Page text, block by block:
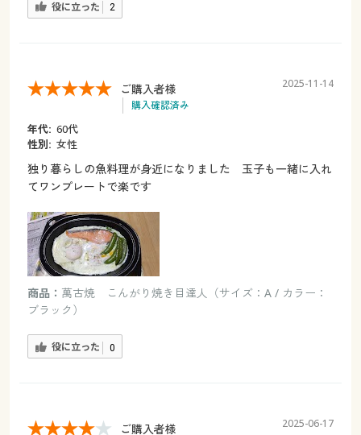
役に立った 2
ご購入者様
購入確認済み
2025-11-14
年代: 60代
性別: 女性
独り暮らしの魚料理が身近になりました 玉子も一緒に入れ
てワンプレートで楽です
商品： 萬古焼 こんがり焼き目達人（サイズ：A / カラー：
ブラック）
役に立った 0
ご購入者様 2025-06-17